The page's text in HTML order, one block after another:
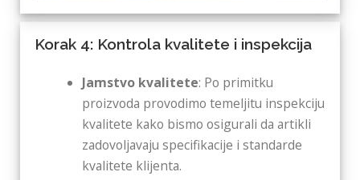
Korak 4: Kontrola kvalitete i inspekcija
Jamstvo kvalitete: Po primitku
proizvoda provodimo temeljitu inspekciju
kvalitete kako bismo osigurali da artikli
zadovoljavaju specifikacije i standarde
kvalitete klijenta.